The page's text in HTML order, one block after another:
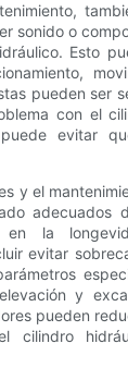
sonido o
Esto
pueden ser
con el
evitar
y el
adecuados
en la
evitar
y
pueden
cilindro